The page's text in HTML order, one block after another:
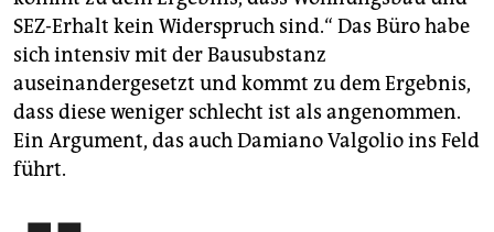
SEZ-Erhalt kein Widerspruch sind.“ Das Büro habe
sich intensiv mit der Bausubstanz
auseinandergesetzt und kommt zu dem Ergebnis,
dass diese weniger schlecht ist als angenommen.
Ein Argument, das auch Damiano Valgolio ins Feld
führt.